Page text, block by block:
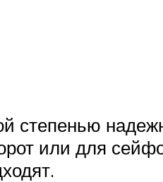
степенью
или для